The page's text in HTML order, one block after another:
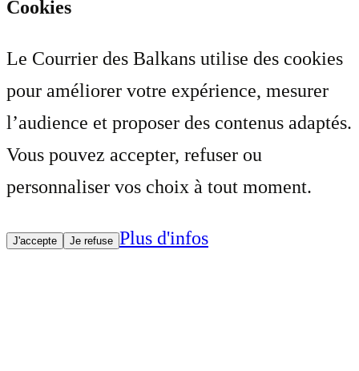
Cookies
Le Courrier des Balkans utilise des cookies
pour améliorer votre expérience, mesurer
l’audience et proposer des contenus adaptés.
Vous pouvez accepter, refuser ou
personnaliser vos choix à tout moment.
J'accepte Je refuse Plus d'infos